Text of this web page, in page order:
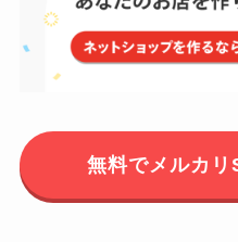
無料でメルカ